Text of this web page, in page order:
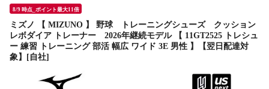
8/9 時点_ポイント最大11倍
ミズノ 【 MIZUNO 】 野球 トレーニングシューズ クッション
レボダイア トレーナー 2026年継続モデル 【 11GT2525 トレシュ
ー 練習 トレーニング 部活 幅広 ワイド 3E 男性 】【翌日配達対
象】[自社]